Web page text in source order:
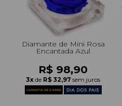
Diamante de Mini Rosa
Encantada Azul
R$ 98,90
3x de R$ 32,97 sem juros